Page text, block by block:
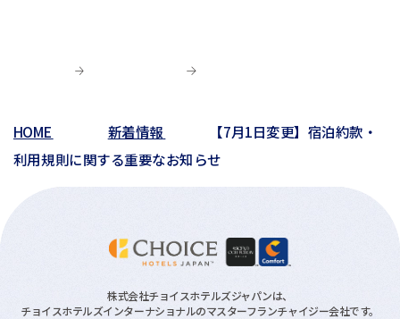
01月(4)
01月(2)
03月(6)
01月(3)
02月(1)
HOME 新着情報
【7月1日変更】宿泊約款・
利用規則に関する重要なお知らせ
株式会社チョイスホテルズジャパンは、
チョイスホテルズインターナショナルのマスターフランチャイジー会社です。